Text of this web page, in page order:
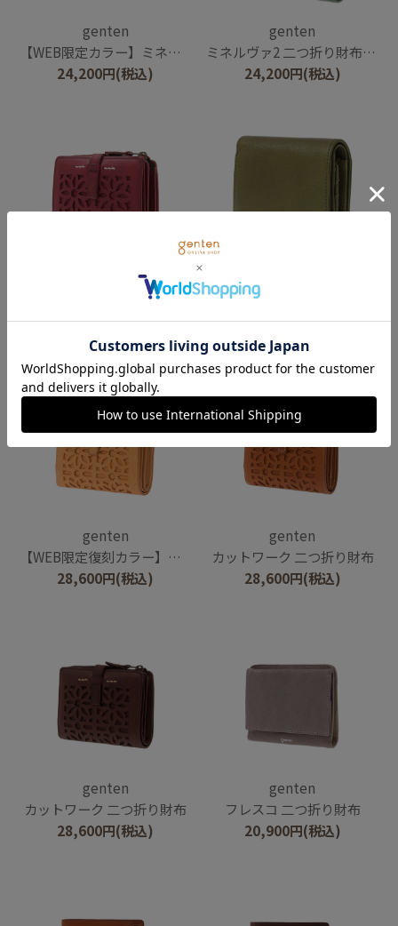
genten
【WEB限定カラー】ミネルヴァ2 二つ折り財布内Lファスナー
24,200円(税込)
genten
ミネルヴァ2 二つ折り財布内Lファスナー
24,200円(税込)
カットワーク 二つ折り財布
28,600円(税込)
ゴートベーシック 二つ折りBOX財布
22,000円(税込)
genten
【WEB限定復刻カラー】カットワーク 二つ折り財布
28,600円(税込)
genten
カットワーク 二つ折り財布
28,600円(税込)
genten
カットワーク 二つ折り財布
28,600円(税込)
genten
フレスコ 二つ折り財布
20,900円(税込)